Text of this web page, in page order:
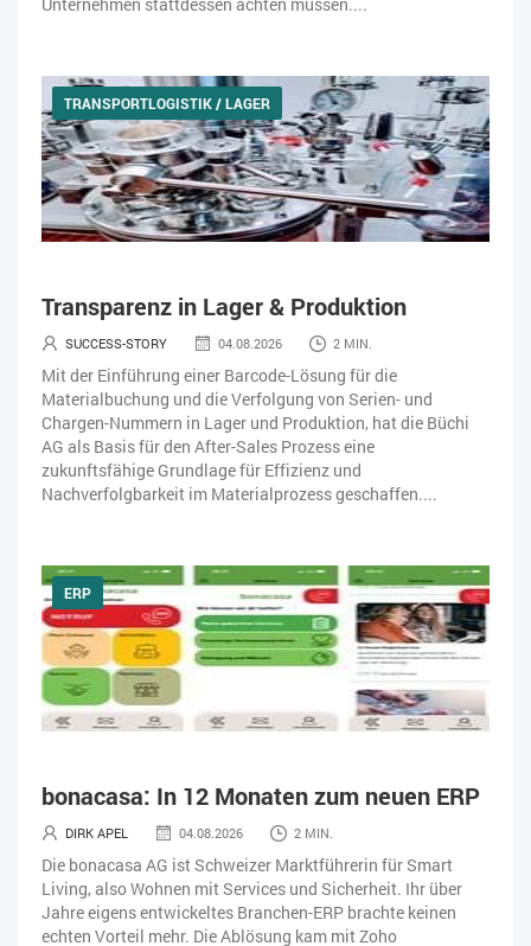
TRANSPORTLOGISTIK / LAGER
Transparenz in Lager & Produktion
SUCCESS-STORY 04.08.2026 2 MIN.
Mit der Einführung einer Barcode-Lösung für die
Materialbuchung und die Verfolgung von Serien- und
Chargen-Nummern in Lager und Produktion, hat die Büchi
AG als Basis für den After-Sales Prozess eine
zukunftsfähige Grundlage für Effizienz und
Nachverfolgbarkeit im Materialprozess geschaffen....
ERP
bonacasa: In 12 Monaten zum neuen ERP
DIRK APEL 04.08.2026 2 MIN.
Die bonacasa AG ist Schweizer Marktführerin für Smart
Living, also Wohnen mit Services und Sicherheit. Ihr über
Jahre eigens entwickeltes Branchen-ERP brachte keinen
echten Vorteil mehr. Die Ablösung kam mit Zoho